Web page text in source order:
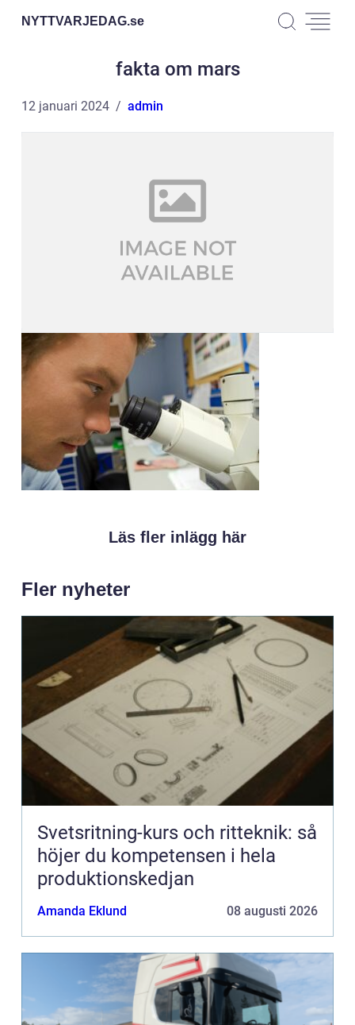
NYTTVARJEDAG.se
fakta om mars
12 januari 2024 admin
Läs fler inlägg här
Fler nyheter
Svetsritning-kurs och ritteknik: så
höjer du kompetensen i hela
produktionskedjan
Amanda Eklund 08 augusti 2026